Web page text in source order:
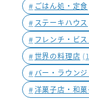
# ごはん処・定食
# ステーキハウス
# フレンチ・ビ
#世界の料理店
# バー・ラウン
#洋菓子店・和